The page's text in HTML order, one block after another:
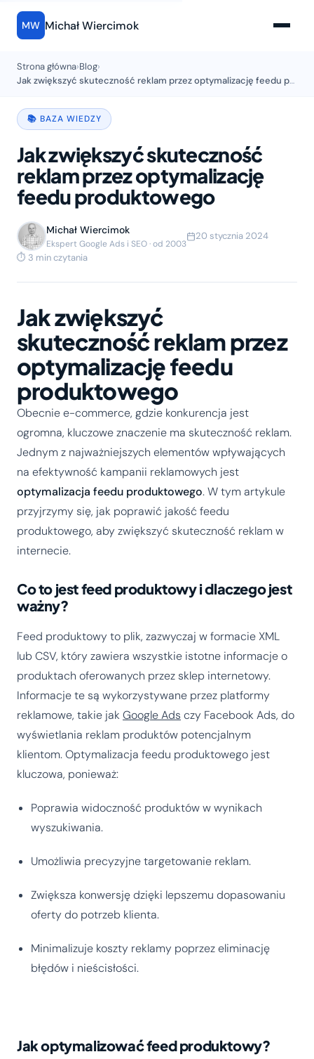
MW Michał Wiercimok
Strona główna›Blog›
Jak zwiększyć skuteczność reklam przez optymalizację feedu produktowego
📚 BAZA WIEDZY
Jak zwiększyć skuteczność
reklam przez optymalizację
feedu produktowego
Michał Wiercimok
Ekspert Google Ads i SEO · od 2003
20 stycznia 2024
⏱ 3 min czytania
Jak zwiększyć
skuteczność reklam przez
optymalizację feedu
produktowego
Obecnie e-commerce, gdzie konkurencja jest
ogromna, kluczowe znaczenie ma skuteczność reklam.
Jednym z najważniejszych elementów wpływających
na efektywność kampanii reklamowych jest
optymalizacja feedu produktowego. W tym artykule
przyjrzymy się, jak poprawić jakość feedu
produktowego, aby zwiększyć skuteczność reklam w
internecie.
Co to jest feed produktowy i dlaczego jest
ważny?
Feed produktowy to plik, zazwyczaj w formacie XML
lub CSV, który zawiera wszystkie istotne informacje o
produktach oferowanych przez sklep internetowy.
Informacje te są wykorzystywane przez platformy
reklamowe, takie jak Google Ads czy Facebook Ads, do
wyświetlania reklam produktów potencjalnym
klientom. Optymalizacja feedu produktowego jest
kluczowa, ponieważ:
Poprawia widoczność produktów w wynikach
wyszukiwania.
Umożliwia precyzyjne targetowanie reklam.
Zwiększa konwersję dzięki lepszemu dopasowaniu
oferty do potrzeb klienta.
Minimalizuje koszty reklamy poprzez eliminację
błędów i nieścisłości.
Jak optymalizować feed produktowy?